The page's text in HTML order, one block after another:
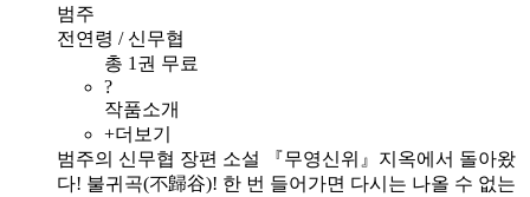
범주
전연령 / 신무협
총 1권 무료
?
작품소개
+더보기
범주의 신무협 장편 소설 『무영신위』지옥에서 돌아왔
다! 불귀곡(不歸谷)! 한 번 들어가면 다시는 나올 수 없는